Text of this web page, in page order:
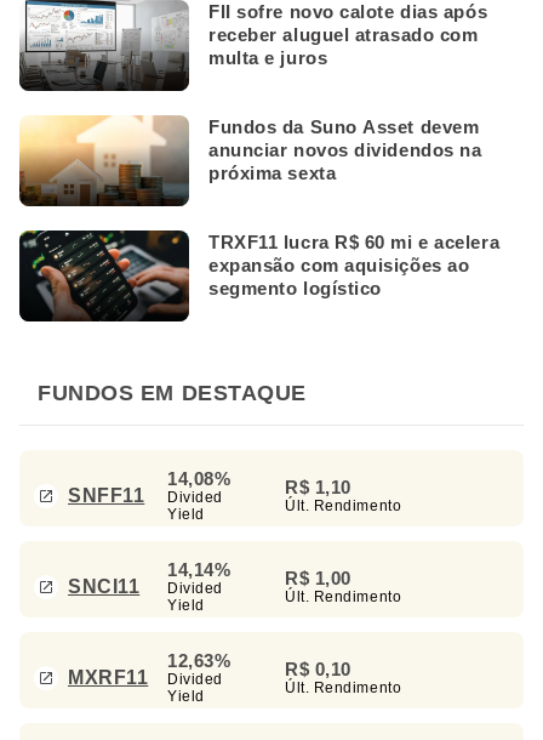
FII sofre novo calote dias após
receber aluguel atrasado com
multa e juros
Fundos da Suno Asset devem
anunciar novos dividendos na
próxima sexta
TRXF11 lucra R$ 60 mi e acelera
expansão com aquisições ao
segmento logístico
FUNDOS EM DESTAQUE
SNFF11
14,08%
Divided
Yield
R$ 1,10
Últ. Rendimento
SNCI11
14,14%
Divided
Yield
R$ 1,00
Últ. Rendimento
MXRF11
12,63%
Divided
Yield
R$ 0,10
Últ. Rendimento